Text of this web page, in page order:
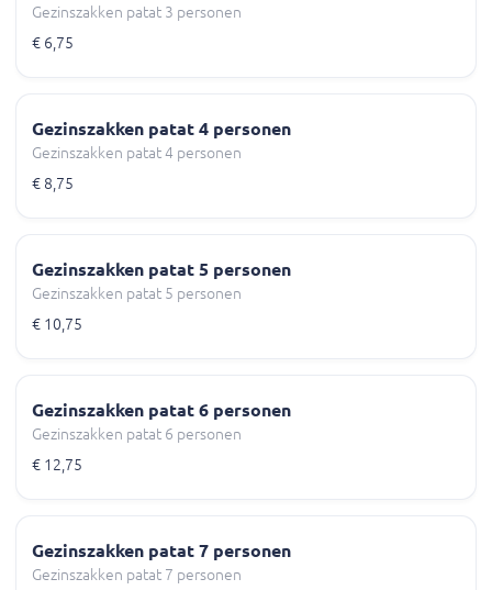
Gezinszakken patat 3 personen
€ 6,75
Gezinszakken patat 4 personen
Gezinszakken patat 4 personen
€ 8,75
Gezinszakken patat 5 personen
Gezinszakken patat 5 personen
€ 10,75
Gezinszakken patat 6 personen
Gezinszakken patat 6 personen
€ 12,75
Gezinszakken patat 7 personen
Gezinszakken patat 7 personen